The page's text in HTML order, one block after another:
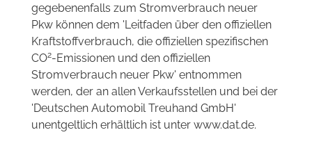
gegebenenfalls zum Stromverbrauch neuer
Pkw können dem 'Leitfaden über den offiziellen
Kraftstoffverbrauch, die offiziellen spezifischen
CO2-Emissionen und den offiziellen
Stromverbrauch neuer Pkw' entnommen
werden, der an allen Verkaufsstellen und bei der
'Deutschen Automobil Treuhand GmbH'
unentgeltlich erhältlich ist unter www.dat.de.